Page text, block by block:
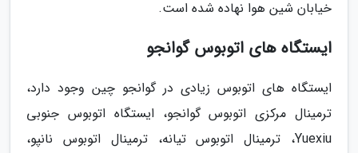
خیابان شین هوا نهاده شده است.
ایستگاه های اتوبوس گوانجو
ایستگاه های اتوبوس زیادی در گوانجو چین وجود دارد،
ترمینال مرکزی اتوبوس گوانجو، ایستگاه اتوبوس جنوبی
Yuexiu، ترمینال اتوبوس تیانه، ترمینال اتوبوس نانپو،